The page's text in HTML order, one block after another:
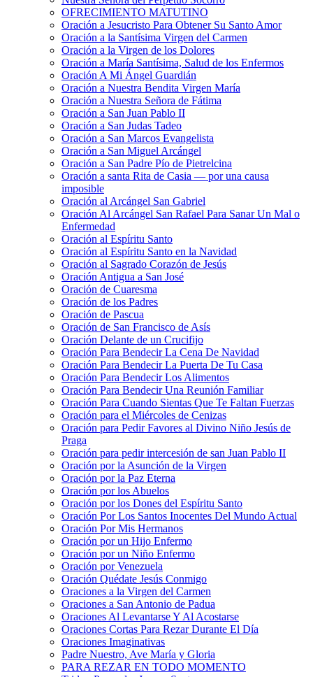
OFRECIMIENTO MATUTINO
Oración a Jesucristo Para Obtener Su Santo Amor
Oración a la Santísima Virgen del Carmen
Oración a la Virgen de los Dolores
Oración a María Santísima, Salud de los Enfermos
Oración A Mi Ángel Guardián
Oración a Nuestra Bendita Virgen María
Oración a Nuestra Señora de Fátima
Oración a San Juan Pablo II
Oración a San Judas Tadeo
Oración a San Marcos Evangelista
Oración a San Miguel Arcángel
Oración a San Padre Pío de Pietrelcina
Oración a santa Rita de Casia — por una causa
imposible
Oración al Arcángel San Gabriel
Oración Al Arcángel San Rafael Para Sanar Un Mal o
Enfermedad
Oración al Espíritu Santo
Oración al Espíritu Santo en la Navidad
Oración al Sagrado Corazón de Jesús
Oración Antigua a San José
Oración de Cuaresma
Oración de los Padres
Oración de Pascua
Oración de San Francisco de Asís
Oración Delante de un Crucifijo
Oración Para Bendecir La Cena De Navidad
Oración Para Bendecir La Puerta De Tu Casa
Oración Para Bendecir Los Alimentos
Oración Para Bendecir Una Reunión Familiar
Oración Para Cuando Sientas Que Te Faltan Fuerzas
Oración para el Miércoles de Cenizas
Oración para Pedir Favores al Divino Niño Jesús de
Praga
Oración para pedir intercesión de san Juan Pablo II
Oración por la Asunción de la Virgen
Oración por la Paz Eterna
Oración por los Abuelos
Oración por los Dones del Espíritu Santo
Oración Por Los Santos Inocentes Del Mundo Actual
Oración Por Mis Hermanos
Oración por un Hijo Enfermo
Oración por un Niño Enfermo
Oración por Venezuela
Oración Quédate Jesús Conmigo
Oraciones a la Virgen del Carmen
Oraciones a San Antonio de Padua
Oraciones Al Levantarse Y Al Acostarse
Oraciones Cortas Para Rezar Durante El Día
Oraciones Imaginativas
Padre Nuestro, Ave María y Gloria
PARA REZAR EN TODO MOMENTO